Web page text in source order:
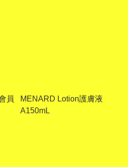
員
MENARD Lotion護膚液
A150mL